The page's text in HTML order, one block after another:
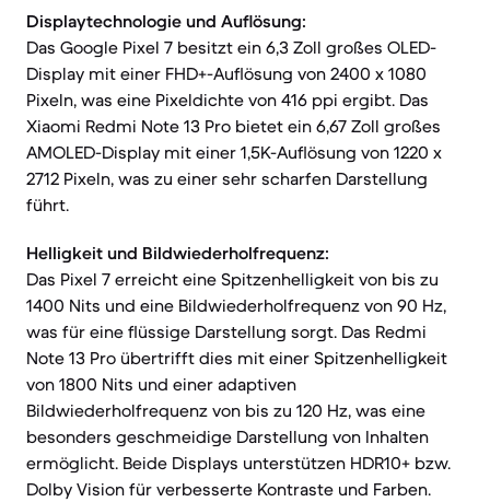
Displaytechnologie und Auflösung:
Das Google Pixel 7 besitzt ein 6,3 Zoll großes OLED-
Display mit einer FHD+-Auflösung von 2400 x 1080
Pixeln, was eine Pixeldichte von 416 ppi ergibt. Das
Xiaomi Redmi Note 13 Pro bietet ein 6,67 Zoll großes
AMOLED-Display mit einer 1,5K-Auflösung von 1220 x
2712 Pixeln, was zu einer sehr scharfen Darstellung
führt.
Helligkeit und Bildwiederholfrequenz:
Das Pixel 7 erreicht eine Spitzenhelligkeit von bis zu
1400 Nits und eine Bildwiederholfrequenz von 90 Hz,
was für eine flüssige Darstellung sorgt. Das Redmi
Note 13 Pro übertrifft dies mit einer Spitzenhelligkeit
von 1800 Nits und einer adaptiven
Bildwiederholfrequenz von bis zu 120 Hz, was eine
besonders geschmeidige Darstellung von Inhalten
ermöglicht. Beide Displays unterstützen HDR10+ bzw.
Dolby Vision für verbesserte Kontraste und Farben.